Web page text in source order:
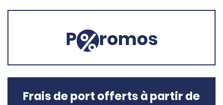
P romos
Frais de port offerts à partir de